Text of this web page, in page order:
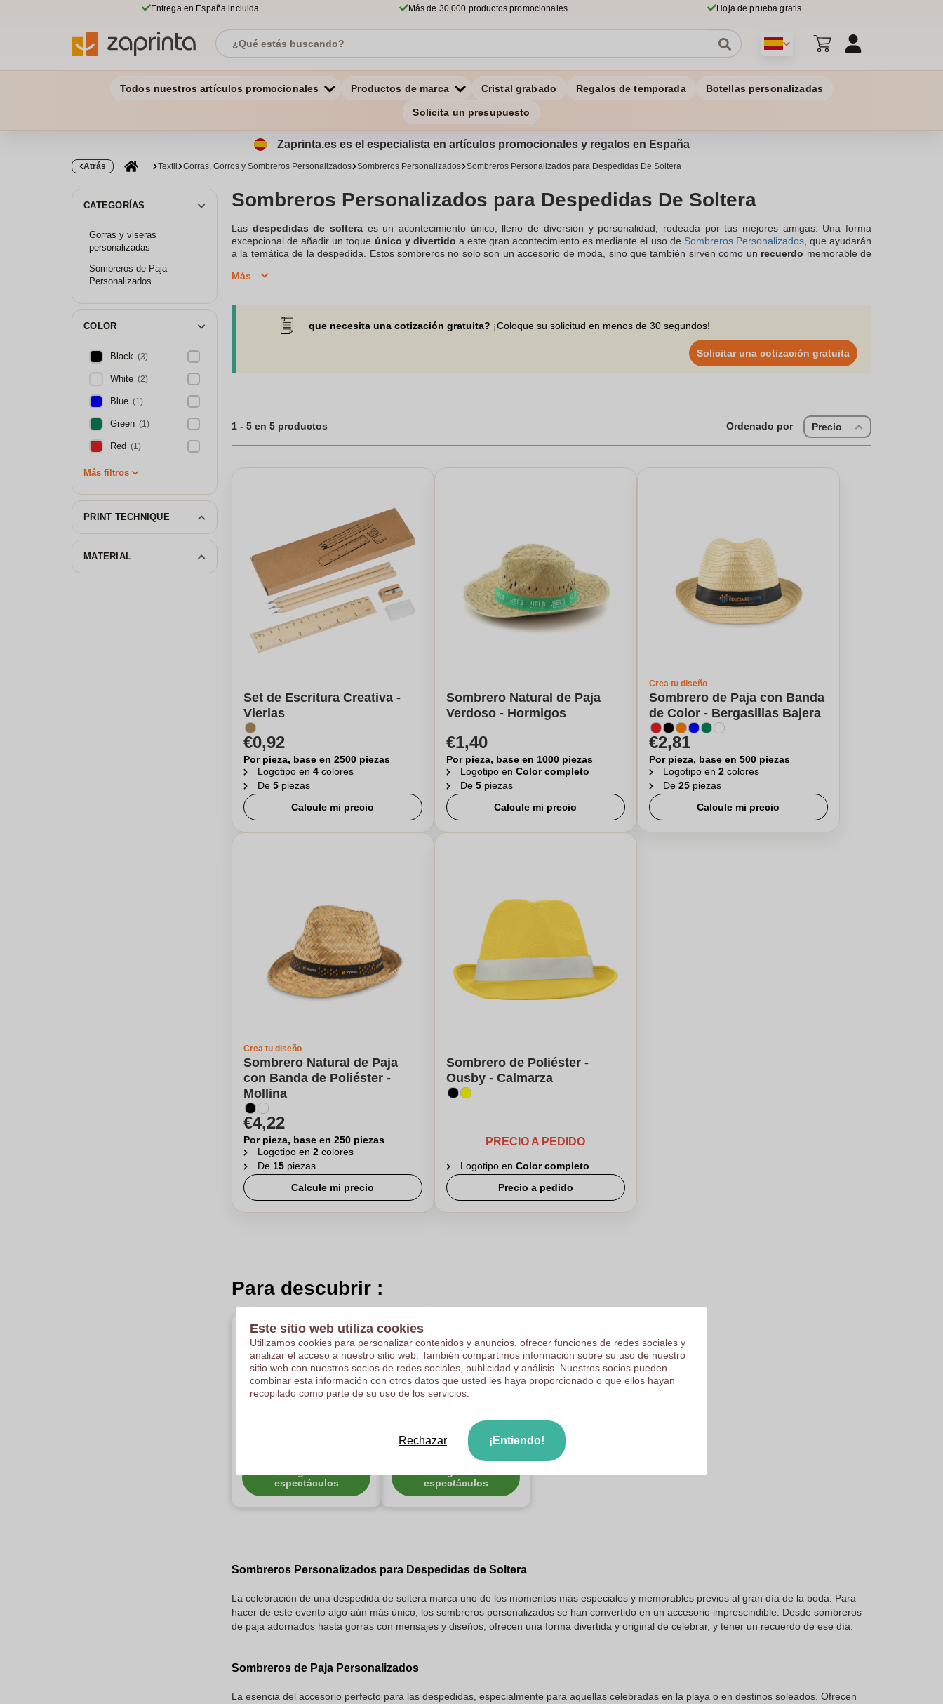
Entrega en España incluida Más de 30,000 productos promocionales Hoja de prueba gratis
Todos nuestros artículos promocionales Productos de marca Cristal grabado Regalos de temporada Botellas personalizadas
Solicita un presupuesto
Zaprinta.es es el especialista en artículos promocionales y regalos en España
Atrás Textil Gorras, Gorros y Sombreros Personalizados Sombreros Personalizados Sombreros Personalizados para Despedidas De Soltera
CATEGORÍAS
Gorras y viseras
personalizadas
Sombreros de Paja
Personalizados
COLOR
Black (3)
White (2)
Blue (1)
Green (1)
Red (1)
Más filtros
PRINT TECHNIQUE
MATERIAL
Sombreros Personalizados para Despedidas De Soltera
Las despedidas de soltera es un acontecimiento único, lleno de diversión y personalidad, rodeada por tus mejores amigas. Una forma
excepcional de añadir un toque único y divertido a este gran acontecimiento es mediante el uso de Sombreros Personalizados, que ayudarán
a la temática de la despedida. Estos sombreros no solo son un accesorio de moda, sino que también sirven como un recuerdo memorable de
gama de posibilidades, desde
vuelven aún más encantadoras y divertidas. Optar por sombreros personalizados en una despedida de soltera es una forma creativa y
emocionante de hacer que el evento sea inolvidable y lleno de estilo y glamour.
Más
que necesita una cotización gratuita? ¡Coloque su solicitud en menos de 30 segundos!
Solicitar una cotización gratuita
1 - 5 en 5 productos Ordenado por Precio
Set de Escritura Creativa -
Vierlas
€0,92
Por pieza, base en 2500 piezas
Logotipo en 4 colores
De 5 piezas
Calcule mi precio
Sombrero Natural de Paja
Verdoso - Hormigos
€1,40
Por pieza, base en 1000 piezas
Logotipo en Color completo
De 5 piezas
Calcule mi precio
Crea tu diseño
Sombrero de Paja con Banda
de Color - Bergasillas Bajera
€2,81
Por pieza, base en 500 piezas
Logotipo en 2 colores
De 25 piezas
Calcule mi precio
Crea tu diseño
Sombrero Natural de Paja
con Banda de Poliéster -
Mollina
€4,22
Por pieza, base en 250 piezas
Logotipo en 2 colores
De 15 piezas
Calcule mi precio
Sombrero de Poliéster -
Ousby - Calmarza
PRECIO A PEDIDO
Logotipo en Color completo
Precio a pedido
Para descubrir :
espectáculos
Gorras y viseras
personalizadas
espectáculos
Sombreros Personalizados para Despedidas de Soltera
La celebración de una despedida de soltera marca uno de los momentos más especiales y memorables previos al gran día de la boda. Para
hacer de este evento algo aún más único, los sombreros personalizados se han convertido en un accesorio imprescindible. Desde sombreros
de paja adornados hasta gorras con mensajes y diseños, ofrecen una forma divertida y original de celebrar, y tener un recuerdo de ese día.
Sombreros de Paja Personalizados
La esencia del accesorio perfecto para las despedidas, especialmente para aquellas celebradas en la playa o en destinos soleados. Ofrecen
Este sitio web utiliza cookies
Utilizamos cookies para personalizar contenidos y anuncios, ofrecer funciones de redes sociales y
analizar el acceso a nuestro sitio web. También compartimos información sobre su uso de nuestro
sitio web con nuestros socios de redes sociales, publicidad y análisis. Nuestros socios pueden
combinar esta información con otros datos que usted les haya proporcionado o que ellos hayan
recopilado como parte de su uso de los servicios.
Rechazar ¡Entiendo!